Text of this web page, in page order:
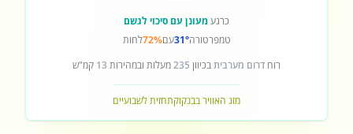
כרגעמעונן עם סיכוי לגשם
טמפרטורה31°עם72%לחות
רוח דרום מערביתבכיוון 235מעלות ובמהירות 13 קמ"ש
מזג האוויר בבנקוקתחזית לשבועיים